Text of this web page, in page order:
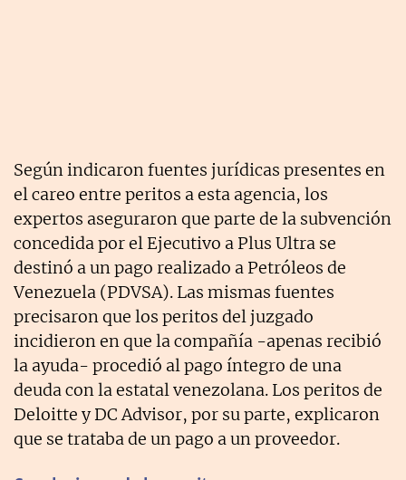
Según indicaron fuentes jurídicas presentes en
el careo entre peritos a esta agencia, los
expertos aseguraron que parte de la subvención
concedida por el Ejecutivo a Plus Ultra se
destinó a un pago realizado a Petróleos de
Venezuela (PDVSA). Las mismas fuentes
precisaron que los peritos del juzgado
incidieron en que la compañía -apenas recibió
la ayuda- procedió al pago íntegro de una
deuda con la estatal venezolana. Los peritos de
Deloitte y DC Advisor, por su parte, explicaron
que se trataba de un pago a un proveedor.